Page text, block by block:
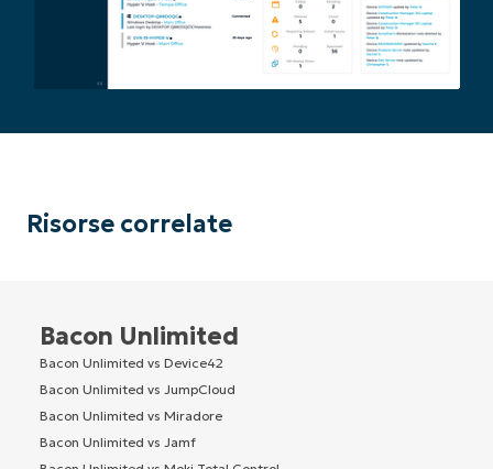
Risorse correlate
Bacon Unlimited
Bacon Unlimited vs Device42
Bacon Unlimited vs JumpCloud
Bacon Unlimited vs Miradore
Bacon Unlimited vs Jamf